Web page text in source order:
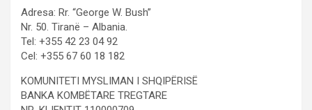
Adresa: Rr. “George W. Bush”
Nr. 50. Tiranë – Albania.
Tel: +355 42 23 04 92
Cel: +355 67 60 18 182
KOMUNITETI MYSLIMAN I SHQIPËRISË
BANKA KOMBËTARE TREGTARE